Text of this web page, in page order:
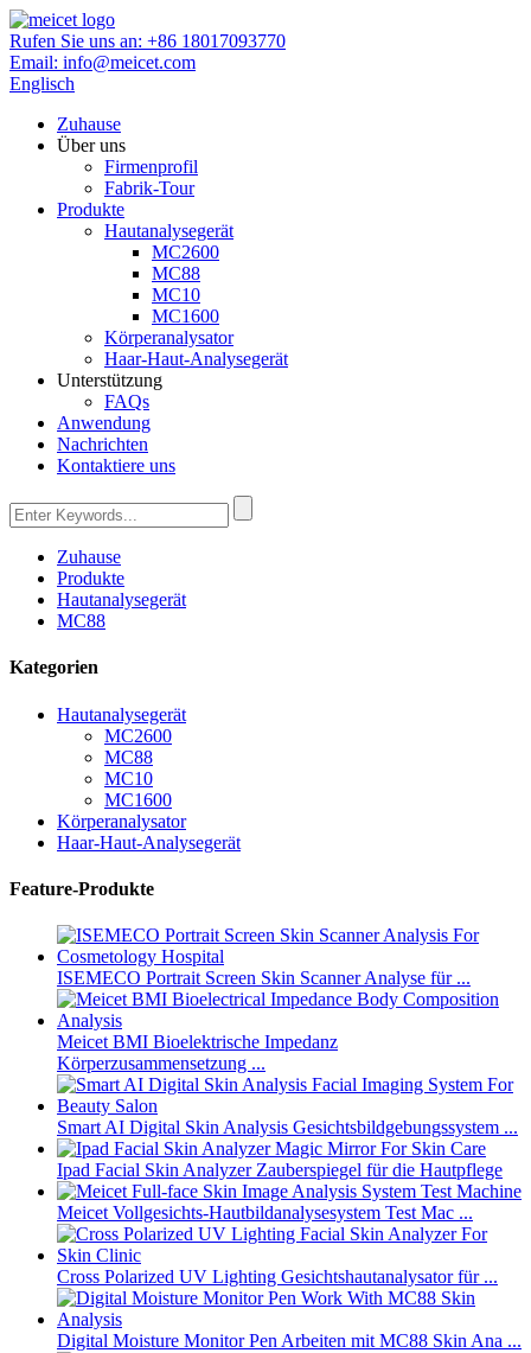
Rufen Sie uns an: +86 18017093770
Email: info@meicet.com
Englisch
Zuhause
Über uns
Firmenprofil
Fabrik-Tour
Produkte
Hautanalysegerät
MC2600
MC88
MC10
MC1600
Körperanalysator
Haar-Haut-Analysegerät
Unterstützung
FAQs
Anwendung
Nachrichten
Kontaktiere uns
Zuhause
Produkte
Hautanalysegerät
MC88
Kategorien
Hautanalysegerät
MC2600
MC88
MC10
MC1600
Körperanalysator
Haar-Haut-Analysegerät
Feature-Produkte
ISEMECO Portrait Screen Skin Scanner Analyse für ...
Meicet BMI Bioelektrische Impedanz
Körperzusammensetzung ...
Smart AI Digital Skin Analysis Gesichtsbildgebungssystem ...
Ipad Facial Skin Analyzer Zauberspiegel für die Hautpflege
Meicet Vollgesichts-Hautbildanalysesystem Test Mac ...
Cross Polarized UV Lighting Gesichtshautanalysator für ...
Digital Moisture Monitor Pen Arbeiten mit MC88 Skin Ana ...